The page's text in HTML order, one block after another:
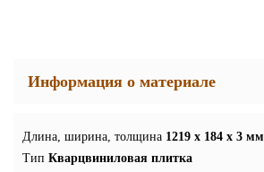
Информация о материале
Длина, ширина, толщина 1219 x 184 x 3 мм
Тип Кварцвиниловая плитка